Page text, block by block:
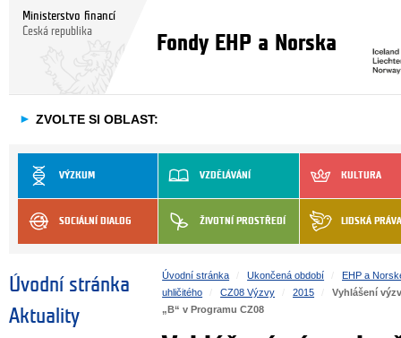
Ministerstvo financí
Česká republika
Fondy EHP a Norska
► ZVOLTE SI OBLAST:
VÝZKUM VZDĚLÁVÁNÍ KULTURA
SOCIÁLNÍ DIALOG ŽIVOTNÍ PROSTŘEDÍ LIDSKÁ PRÁVA
Úvodní stránka
Aktuality
Úvodní stránka Ukončená období
EHP a
uhličitého
CZ08 Výzvy 2015
Vyhlášení
„B“ v Programu CZ08